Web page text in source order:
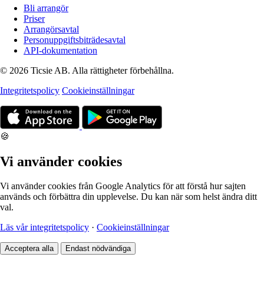
Bli arrangör
Priser
Arrangörsavtal
Personuppgiftsbiträdesavtal
API-dokumentation
© 2026 Ticsie AB. Alla rättigheter förbehållna.
Integritetspolicy Cookieinställningar
🍪
Vi använder cookies
Vi använder cookies från Google Analytics för att förstå hur sajten
används och förbättra din upplevelse. Du kan när som helst ändra ditt
val.
Läs vår integritetspolicy · Cookieinställningar
Acceptera alla Endast nödvändiga